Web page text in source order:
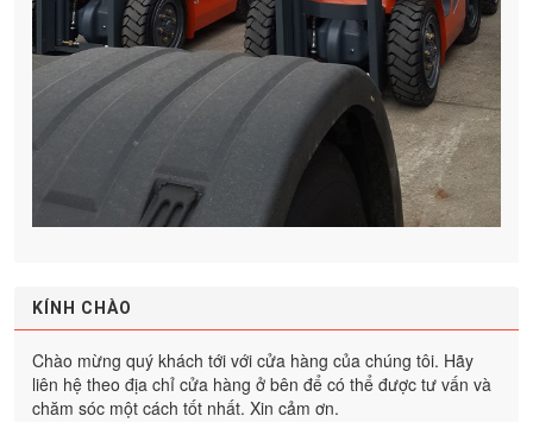
KÍNH CHÀO
Chào mừng quý khách tới với cửa hàng của chúng tôi. Hãy
liên hệ theo địa chỉ cửa hàng ở bên để có thể được tư vấn và
chăm sóc một cách tốt nhất. Xin cảm ơn.